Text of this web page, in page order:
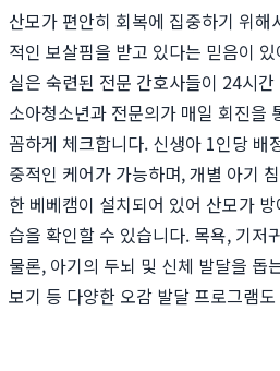
산모가 편안히 회복에 집중하기 위
적인 보살핌을 받고 있다는 믿음이
실은 숙련된 전문 간호사들이 24시
소아청소년과 전문의가 매일 회진을
꼼하게 체크합니다. 신생아 1인당 배
중적인 케어가 가능하며, 개별 아기
한 베베캠이 설치되어 있어 산모가
습을 확인할 수 있습니다. 목욕, 기저
물론, 아기의 두뇌 및 신체 발달을 돕
보기 등 다양한 오감 발달 프로그램